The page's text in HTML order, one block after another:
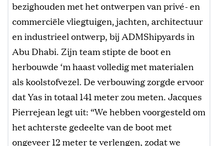
bezighouden met het ontwerpen van privé- en
commerciële vliegtuigen, jachten, architectuur
en industrieel ontwerp, bij ADMShipyards in
Abu Dhabi. Zijn team stipte de boot en
herbouwde ‘m haast volledig met materialen
als koolstofvezel. De verbouwing zorgde ervoor
dat Yas in totaal 141 meter zou meten. Jacques
Pierrejean legt uit: “We hebben voorgesteld om
het achterste gedeelte van de boot met
ongeveer 12 meter te verlengen, zodat we